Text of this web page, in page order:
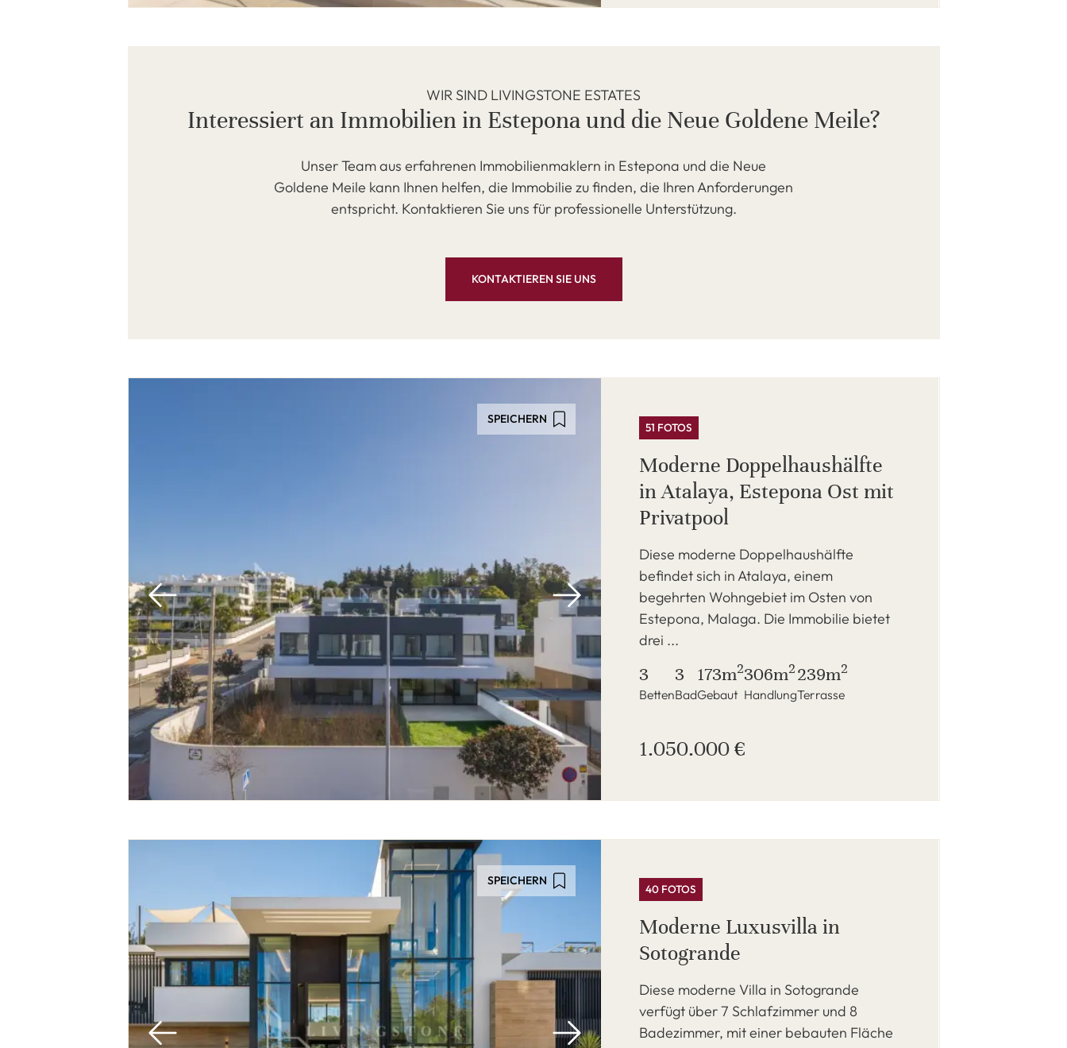
WIR SIND LIVINGSTONE ESTATES
Interessiert an Immobilien in Estepona und die Neue Goldene Meile?
Unser Team aus erfahrenen Immobilienmaklern in Estepona und die Neue
Goldene Meile kann Ihnen helfen, die Immobilie zu finden, die Ihren Anforderungen
entspricht. Kontaktieren Sie uns für professionelle Unterstützung.
KONTAKTIEREN SIE UNS
SPEICHERN
51 FOTOS
Moderne Doppelhaushälfte
in Atalaya, Estepona Ost mit
Privatpool
Diese moderne Doppelhaushälfte
befindet sich in Atalaya, einem
begehrten Wohngebiet im Osten von
Estepona, Malaga. Die Immobilie bietet
drei ...
3
Betten
3
Bad
173m2
Gebaut
306m2
Handlung
239m2
Terrasse
1.050.000 €
SPEICHERN
40 FOTOS
Moderne Luxusvilla in
Sotogrande
Diese moderne Villa in Sotogrande
verfügt über 7 Schlafzimmer und 8
Badezimmer, mit einer bebauten Fläche